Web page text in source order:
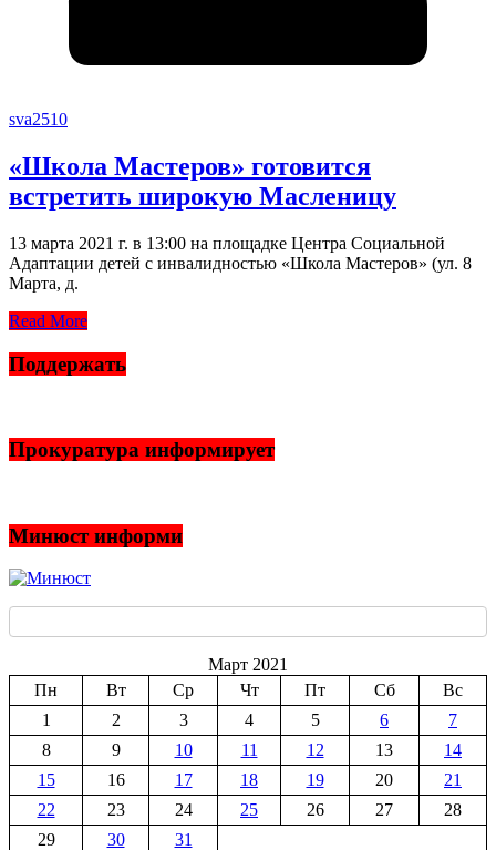
sva2510
«Школа Мастеров» готовится
встретить широкую Масленицу
13 марта 2021 г. в 13:00 на площадке Центра Социальной
Адаптации детей с инвалидностью «Школа Мастеров» (ул. 8
Марта, д.
Read More
Поддержать
Прокуратура информирует
Минюст информи
Март 2021
Пн
Вт Ср Чт Пт Сб
Вс
1
2 3 4 5 6
7
8
9 10 11 12 13
14
15
16 17 18 19 20
21
22
23 24 25 26 27
28
29
30 31